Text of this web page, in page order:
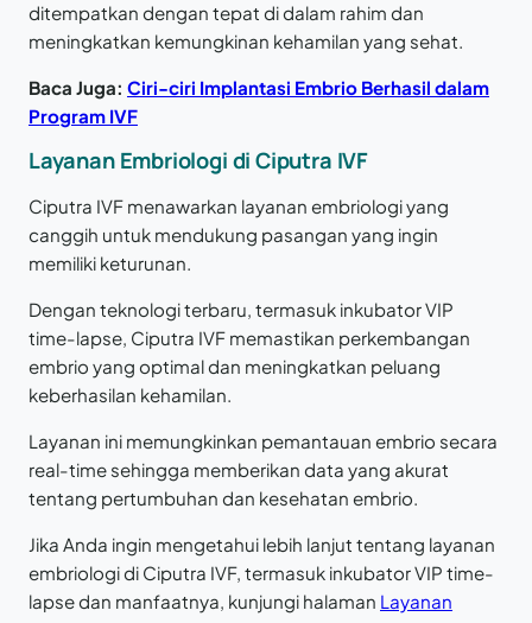
ditempatkan dengan tepat di dalam rahim dan
meningkatkan kemungkinan kehamilan yang sehat.
Baca Juga: Ciri-ciri Implantasi Embrio Berhasil dalam
Program IVF
Layanan Embriologi di Ciputra IVF
Ciputra IVF menawarkan layanan embriologi yang
canggih untuk mendukung pasangan yang ingin
memiliki keturunan.
Dengan teknologi terbaru, termasuk inkubator VIP
time-lapse, Ciputra IVF memastikan perkembangan
embrio yang optimal dan meningkatkan peluang
keberhasilan kehamilan.
Layanan ini memungkinkan pemantauan embrio secara
real-time sehingga memberikan data yang akurat
tentang pertumbuhan dan kesehatan embrio.
Jika Anda ingin mengetahui lebih lanjut tentang layanan
embriologi di Ciputra IVF, termasuk inkubator VIP time-
lapse dan manfaatnya, kunjungi halaman Layanan